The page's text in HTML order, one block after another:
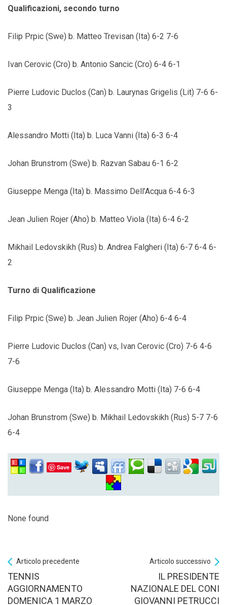
Qualificazioni, secondo turno
Filip Prpic (Swe) b. Matteo Trevisan (Ita) 6-2 7-6
Ivan Cerovic (Cro) b. Antonio Sancic (Cro) 6-4 6-1
Pierre Ludovic Duclos (Can) b. Laurynas Grigelis (Lit) 7-6 6-
3
Alessandro Motti (Ita) b. Luca Vanni (Ita) 6-3 6-4
Johan Brunstrom (Swe) b. Razvan Sabau 6-1 6-2
Giuseppe Menga (Ita) b. Massimo Dell’Acqua 6-4 6-3
Jean Julien Rojer (Aho) b. Matteo Viola (Ita) 6-4 6-2
Mikhail Ledovskikh (Rus) b. Andrea Falgheri (Ita) 6-7 6-4 6-
2
Turno di Qualificazione
Filip Prpic (Swe) b. Jean Julien Rojer (Aho) 6-4 6-4
Pierre Ludovic Duclos (Can) vs, Ivan Cerovic (Cro) 7-6 4-6
7-6
Giuseppe Menga (Ita) b. Alessandro Motti (Ita) 7-6 6-4
Johan Brunstrom (Swe) b. Mikhail Ledovskikh (Rus) 5-7 7-6
6-4
Save
None found
Articolo precedente
TENNIS
AGGIORNAMENTO
DOMENICA 1 MARZO
Articolo successivo
IL PRESIDENTE
NAZIONALE DEL CONI
GIOVANNI PETRUCCI